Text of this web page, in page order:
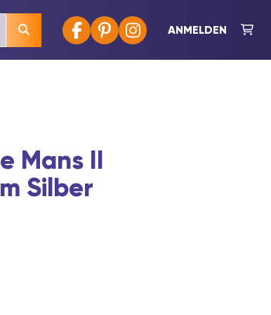
ANMELDEN
Mans II
Silber